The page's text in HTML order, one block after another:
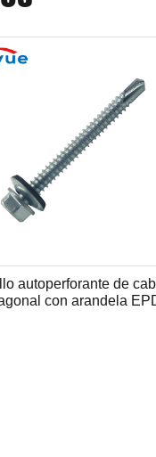
autoperforante de
con arandela